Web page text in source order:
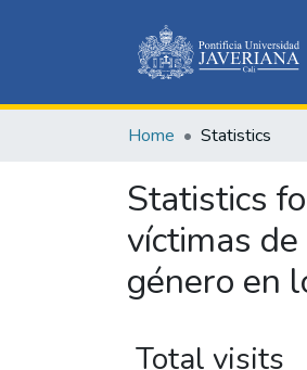
Home Statistics
Statistics
víctimas
género en
Total visits